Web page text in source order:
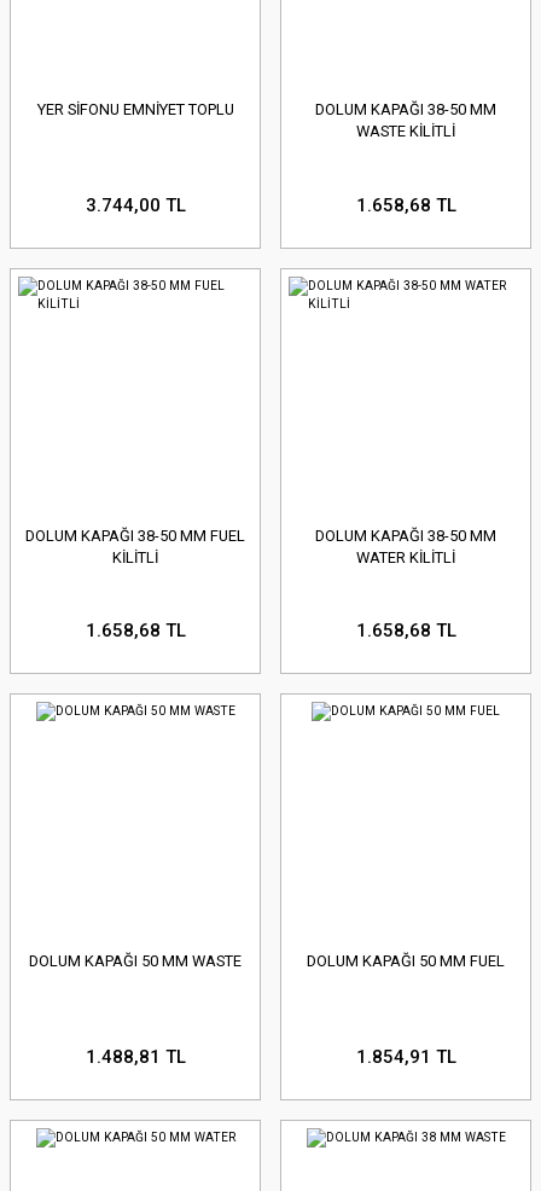
YER SİFONU EMNİYET TOPLU
3.744,00 TL
DOLUM KAPAĞI 38-50 MM
WASTE KİLİTLİ
1.658,68 TL
DOLUM KAPAĞI 38-50 MM FUEL
KİLİTLİ
1.658,68 TL
DOLUM KAPAĞI 38-50 MM
WATER KİLİTLİ
1.658,68 TL
DOLUM KAPAĞI 50 MM WASTE
1.488,81 TL
DOLUM KAPAĞI 50 MM FUEL
1.854,91 TL